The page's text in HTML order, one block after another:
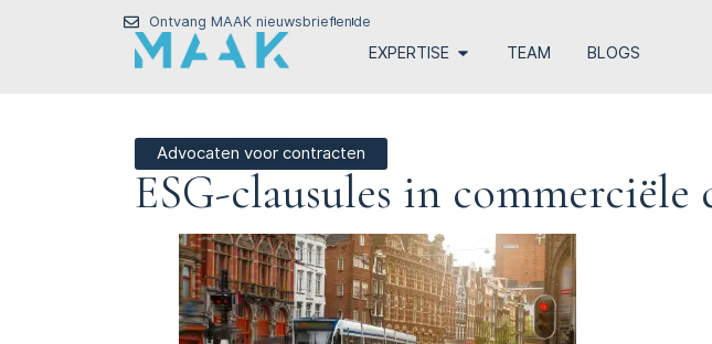
Ontvang MAAK nieuwsbriefende
EXPERTISE TEAM BLOGS
Advocaten voor contracten
ESG-clausules in